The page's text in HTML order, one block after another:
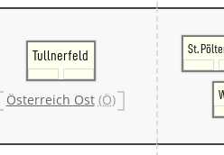
Tullnerfeld
Österreich Ost (Ö)
St.